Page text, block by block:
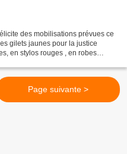
des mobilisations prévues ce
gilets jaunes pour la justice
en stylos rouges , en robes
Page suivante >